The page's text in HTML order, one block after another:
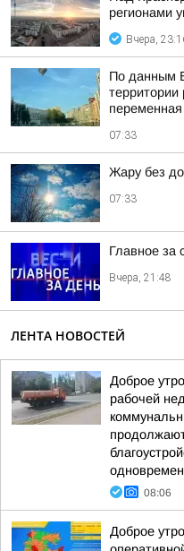
регионами
Вчера,
По данным
территории
07:33
Жару без
07:33
Главное за
Вчера, 21:48
ЛЕНТА НОВОСТЕЙ
Доброе
рабочей
08:06
Доброе